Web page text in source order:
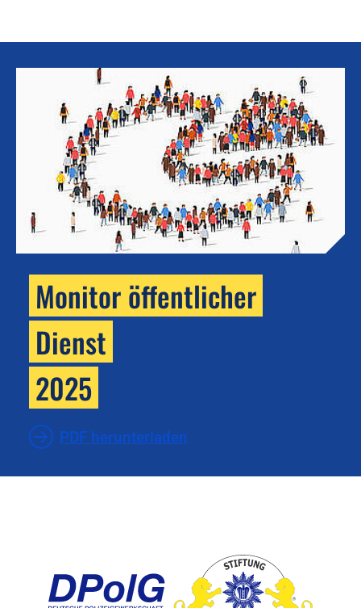
Monitor öffentlicher
Dienst
2025
PDF herunterladen